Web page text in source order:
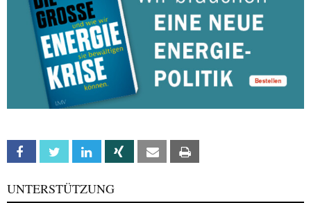
Facebook Twitter Linkedin Xing Email
UNTERSTÜTZUNG